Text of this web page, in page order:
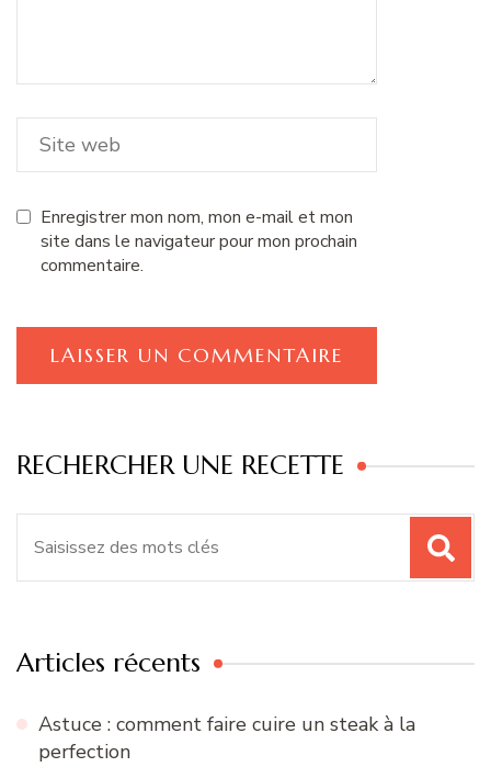
Enregistrer mon nom, mon e-mail et mon
site dans le navigateur pour mon prochain
commentaire.
RECHERCHER UNE RECETTE
Articles récents
Astuce : comment faire cuire un steak à la
perfection